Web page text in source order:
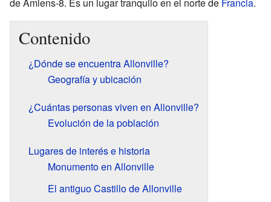
Contenido
¿Dónde se encuentra Allonville?
Geografía y ubicación
¿Cuántas personas viven en Allonville?
Evolución de la población
Lugares de interés e historia
Monumento en Allonville
El antiguo Castillo de Allonville